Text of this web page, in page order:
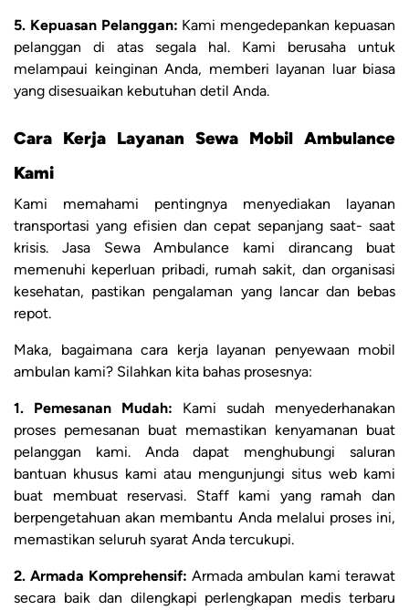
5. Kepuasan Pelanggan: Kami mengedepankan kepuasan
pelanggan di atas segala hal. Kami berusaha untuk
melampaui keinginan Anda, memberi layanan luar biasa
yang disesuaikan kebutuhan detil Anda.
Cara Kerja Layanan Sewa Mobil Ambulance
Kami
Kami memahami pentingnya menyediakan layanan
transportasi yang efisien dan cepat sepanjang saat- saat
krisis. Jasa Sewa Ambulance kami dirancang buat
memenuhi keperluan pribadi, rumah sakit, dan organisasi
kesehatan, pastikan pengalaman yang lancar dan bebas
repot.
Maka, bagaimana cara kerja layanan penyewaan mobil
ambulan kami? Silahkan kita bahas prosesnya:
1. Pemesanan Mudah: Kami sudah menyederhanakan
proses pemesanan buat memastikan kenyamanan buat
pelanggan kami. Anda dapat menghubungi saluran
bantuan khusus kami atau mengunjungi situs web kami
buat membuat reservasi. Staff kami yang ramah dan
berpengetahuan akan membantu Anda melalui proses ini,
memastikan seluruh syarat Anda tercukupi.
2. Armada Komprehensif: Armada ambulan kami terawat
secara baik dan dilengkapi perlengkapan medis terbaru